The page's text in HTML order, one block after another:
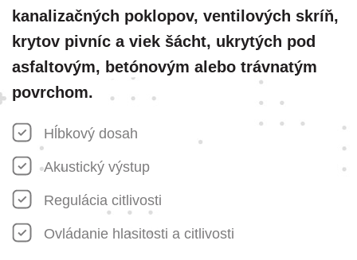
kanalizačných poklopov, ventilových skríň,
krytov pivníc a viek šácht, ukrytých pod
asfaltovým, betónovým alebo trávnatým
povrchom.
Hĺbkový dosah
Akustický výstup
Regulácia citlivosti
Ovládanie hlasitosti a citlivosti